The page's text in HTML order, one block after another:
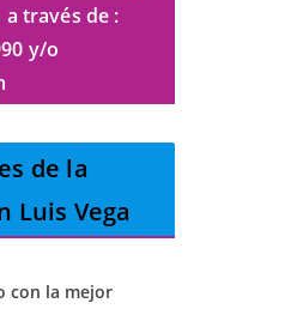
través de :
y/o
de la
Luis Vega
con la mejor